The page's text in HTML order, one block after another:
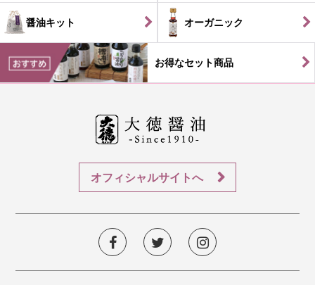
醤油キット オーガニック
お得なセット商品
オフィシャルサイトへ